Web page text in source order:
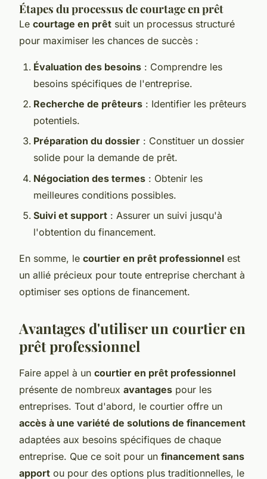
Étapes du processus de courtage en prêt
Le courtage en prêt suit un processus structuré
pour maximiser les chances de succès :
Évaluation des besoins : Comprendre les
besoins spécifiques de l'entreprise.
Recherche de prêteurs : Identifier les prêteurs
potentiels.
Préparation du dossier : Constituer un dossier
solide pour la demande de prêt.
Négociation des termes : Obtenir les
meilleures conditions possibles.
Suivi et support : Assurer un suivi jusqu'à
l'obtention du financement.
En somme, le courtier en prêt professionnel est
un allié précieux pour toute entreprise cherchant à
optimiser ses options de financement.
Avantages d'utiliser un courtier en
prêt professionnel
Faire appel à un courtier en prêt professionnel
présente de nombreux avantages pour les
entreprises. Tout d'abord, le courtier offre un
accès à une variété de solutions de financement
adaptées aux besoins spécifiques de chaque
entreprise. Que ce soit pour un financement sans
apport ou pour des options plus traditionnelles, le